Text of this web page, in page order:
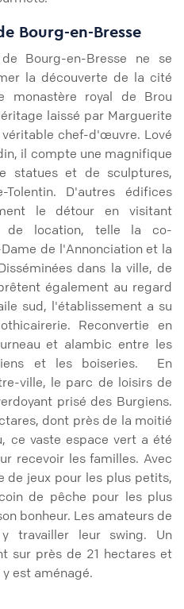
Bourg-en-Bresse
Bourg-en-Bresse ne se
la découverte de la cité
monastère royal de Brou
laissé par Marguerite
chef-d'œuvre. Lové
il compte une magnifique
statues et de sculptures,
D'autres édifices
le détour en visitant
de location, telle la co-
de l'Annonciation et la
dans la ville, de
également au regard
sud, l'établissement a su
Reconvertie en
et alambic entre les
et les boiseries. En
ville, le parc de loisirs de
prisé des Burgiens.
dont près de la moitié
ce vaste espace vert a été
recevoir les familles. Avec
de jeux pour les plus petits,
de pêche pour les plus
bonheur. Les amateurs de
travailler leur swing. Un
sur près de 21 hectares et
est aménagé.